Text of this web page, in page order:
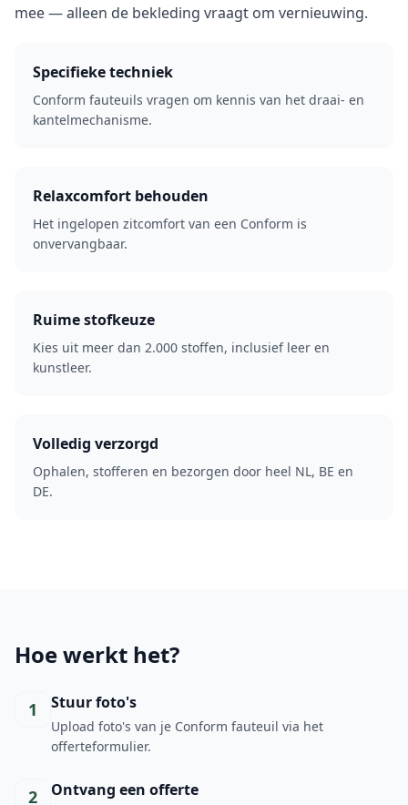
mee — alleen de bekleding vraagt om vernieuwing.
Specifieke techniek
Conform fauteuils vragen om kennis van het draai- en
kantelmechanisme.
Relaxcomfort behouden
Het ingelopen zitcomfort van een Conform is
onvervangbaar.
Ruime stofkeuze
Kies uit meer dan 2.000 stoffen, inclusief leer en
kunstleer.
Volledig verzorgd
Ophalen, stofferen en bezorgen door heel NL, BE en
DE.
Hoe werkt het?
1 Stuur foto's
Upload foto's van je Conform fauteuil via het
offerteformulier.
2 Ontvang een offerte